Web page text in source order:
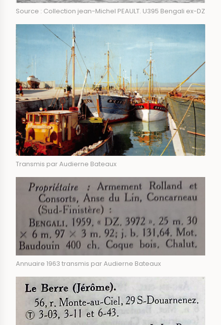
Source : Collection jean-Michel PEAULT. U395 Bengali ex-DZ
Transmis par Audierne Bateaux
Annuaire 1963 transmis par Audierne Bateaux